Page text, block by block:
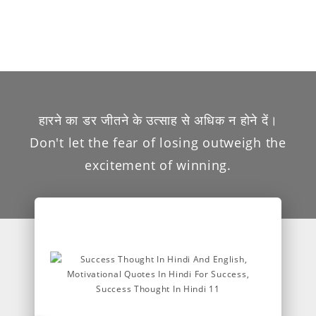
हारने का डर जीतने के उत्साह से अधिक न होने दें।
Don't let the fear of losing outweigh the
excitement of winning.